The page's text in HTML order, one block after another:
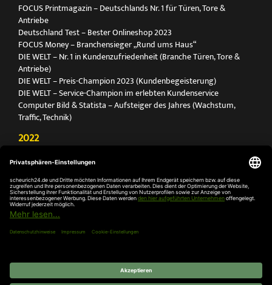
FOCUS Printmagazin – Deutschlands Nr. 1 für Türen, Tore &
Antriebe
Deutschland Test – Bester Onlineshop 2023
FOCUS Money – Branchensieger „Rund ums Haus“
DIE WELT – Nr. 1 in Kundenzufriedenheit (Branche Türen, Tore &
Antriebe)
DIE WELT – Preis-Champion 2023 (Kundenbegeisterung)
DIE WELT – Service-Champion im erlebten Kundenservice
Computer Bild & Statista – Aufsteiger des Jahres (Wachstum,
Traffic, Technik)
2022
Antriebe
Deutschland Test – Bester Onlineshop 2022
FOCUS Money – Branchensieger „Rund ums Haus“
DIE WELT – Service-Champion im erlebten Kundenservice
DIE WELT – Branchengewinner Gold-Rang (Türen, Tore & Antriebe)